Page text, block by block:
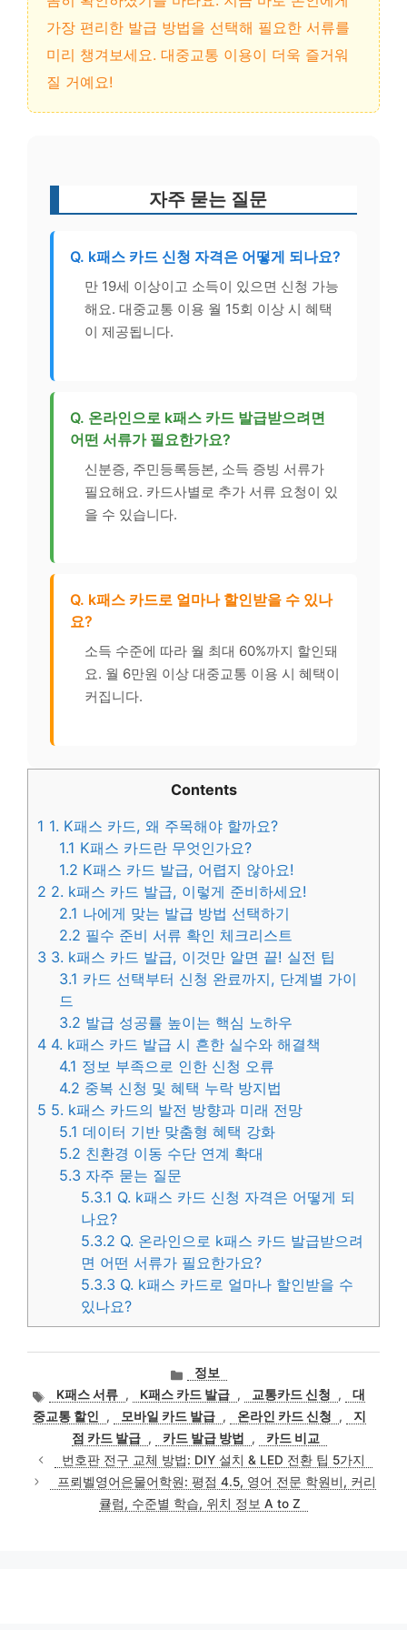
가장 편리한 발급 방법을 선택해 필요한 서류를
미리 챙겨보세요. 대중교통 이용이 더욱 즐거워
질 거예요!
자주 묻는 질문
Q. k패스 카드 신청 자격은 어떻게 되나요?
만 19세 이상이고 소득이 있으면 신청 가능
해요. 대중교통 이용 월 15회 이상 시 혜택
이 제공됩니다.
Q. 온라인으로 k패스 카드 발급받으려면
어떤 서류가 필요한가요?
신분증, 주민등록등본, 소득 증빙 서류가
필요해요. 카드사별로 추가 서류 요청이 있
을 수 있습니다.
Q. k패스 카드로 얼마나 할인받을 수 있나
요?
소득 수준에 따라 월 최대 60%까지 할인돼
요. 월 6만원 이상 대중교통 이용 시 혜택이
커집니다.
Contents
1 1. K패스 카드, 왜 주목해야 할까요?
1.1 K패스 카드란 무엇인가요?
1.2 K패스 카드 발급, 어렵지 않아요!
2 2. k패스 카드 발급, 이렇게 준비하세요!
2.1 나에게 맞는 발급 방법 선택하기
2.2 필수 준비 서류 확인 체크리스트
3 3. k패스 카드 발급, 이것만 알면 끝! 실전 팁
3.1 카드 선택부터 신청 완료까지, 단계별 가이
드
3.2 발급 성공률 높이는 핵심 노하우
4 4. k패스 카드 발급 시 흔한 실수와 해결책
4.1 정보 부족으로 인한 신청 오류
4.2 중복 신청 및 혜택 누락 방지법
5 5. k패스 카드의 발전 방향과 미래 전망
5.1 데이터 기반 맞춤형 혜택 강화
5.2 친환경 이동 수단 연계 확대
5.3 자주 묻는 질문
5.3.1 Q. k패스 카드 신청 자격은 어떻게 되
나요?
5.3.2 Q. 온라인으로 k패스 카드 발급받으려
면 어떤 서류가 필요한가요?
5.3.3 Q. k패스 카드로 얼마나 할인받을 수
있나요?
카
테
고
리
정보
태
그
K패스 서류 , K패스 카드 발급 , 교통카드 신청 ,
대
중교통 할인
, 모바일 카드 발급 , 온라인 카드 신청 ,
지
점 카드 발급 , 카드 발급 방법 ,
카드 비교
번호판 전구 교체 방법: DIY 설치 & LED 전환 팁 5가지
프뢰벨영어은물어학원: 평점 4.5, 영어 전문 학원비, 커리
큘럼, 수준별 학습, 위치 정보 A to Z